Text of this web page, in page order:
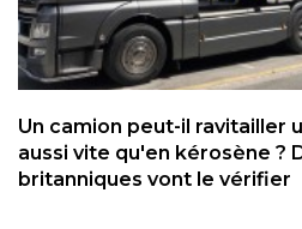
Un camion peut-il ravitailler
aussi vite qu'en kérosène ?
britanniques vont le vérifier